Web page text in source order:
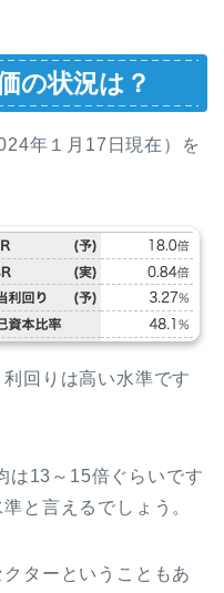
の状況は？
年１月17日現在）を
回りは高い水準です
は13～15倍ぐらいです
と言えるでしょう。
ターということもあ